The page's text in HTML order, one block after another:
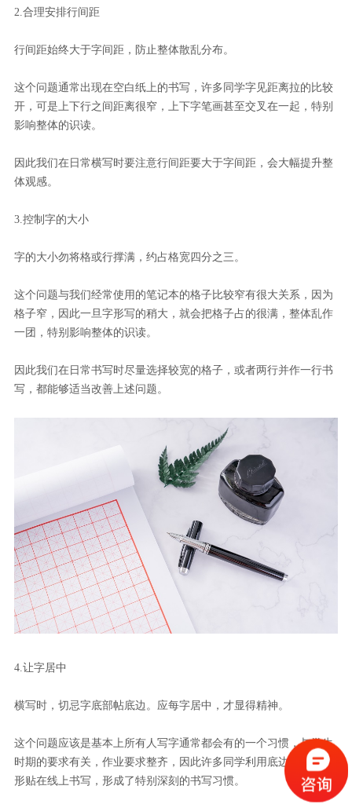
2.合理安排行间距
行间距始终大于字间距，防止整体散乱分布。
这个问题通常出现在空白纸上的书写，许多同学字见距离拉的比较
开，可是上下行之间距离很窄，上下字笔画甚至交叉在一起，特别
影响整体的识读。
因此我们在日常横写时要注意行间距要大于字间距，会大幅提升整
体观感。
3.控制字的大小
字的大小勿将格或行撑满，约占格宽四分之三。
这个问题与我们经常使用的笔记本的格子比较窄有很大关系，因为
格子窄，因此一旦字形写的稍大，就会把格子占的很满，整体乱作
一团，特别影响整体的识读。
因此我们在日常书写时尽量选择较宽的格子，或者两行并作一行书
写，都能够适当改善上述问题。
4.让字居中
横写时，切忌字底部帖底边。应每字居中，才显得精神。
这个问题应该是基本上所有人写字通常都会有的一个习惯，与学生
时期的要求有关，作业要求整齐，因此许多同学利用底边线，把字
形贴在线上书写，形成了特别深刻的书写习惯。